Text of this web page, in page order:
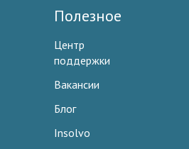
Полезное
Центр
поддержки
Вакансии
Блог
Insolvo